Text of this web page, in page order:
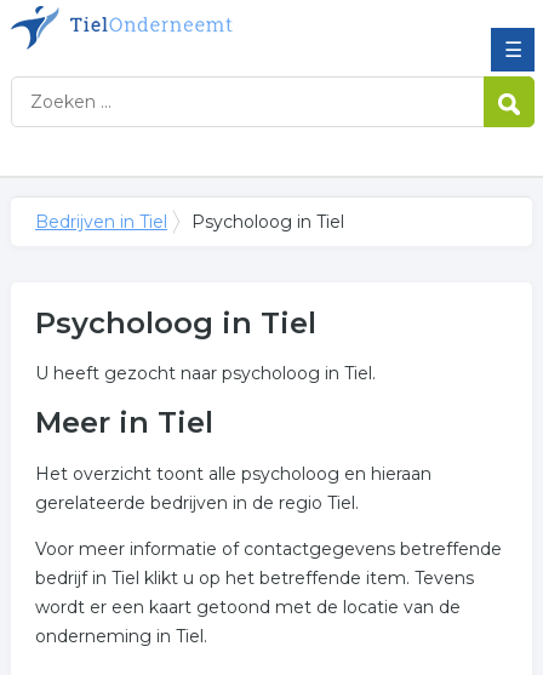
☰
Bedrijven in Tiel Psycholoog in Tiel
Psycholoog in Tiel
U heeft gezocht naar psycholoog in Tiel.
Meer in Tiel
Het overzicht toont alle psycholoog en hieraan
gerelateerde bedrijven in de regio Tiel.
Voor meer informatie of contactgegevens betreffende
bedrijf in Tiel klikt u op het betreffende item. Tevens
wordt er een kaart getoond met de locatie van de
onderneming in Tiel.